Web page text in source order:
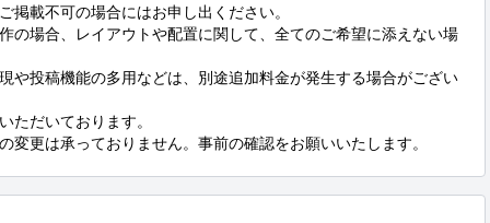
掲載不可の場合にはお申し出ください。
の場合、レイアウトや配置に関して、全てのご希望に添えない場
や投稿機能の多用などは、別途追加料金が発生する場合がござい
ただいております。
変更は承っておりません。事前の確認をお願いいたします。